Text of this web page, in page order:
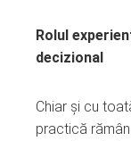
Rolul
decizional
Chiar și cu
practică